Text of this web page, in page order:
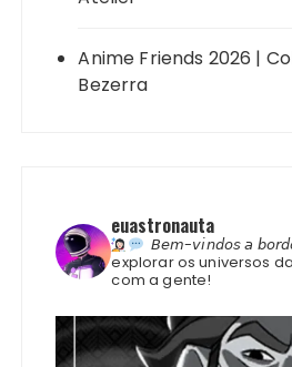
Anime Friends 2026 |
Bezerra
euastronauta
𝘉𝘦𝘮-𝘷𝘪𝘯𝘥𝘰𝘴 𝘢
explorar os universos
com a gente!